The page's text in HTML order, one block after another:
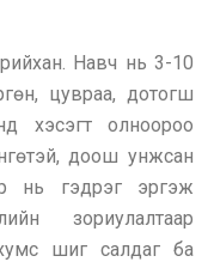
Навч нь 3-10
цувраа, дотогш
хэсэгт олноороо
доош унжсан
нь гэдрэг эргэж
зориулалтаар
шиг салдаг ба